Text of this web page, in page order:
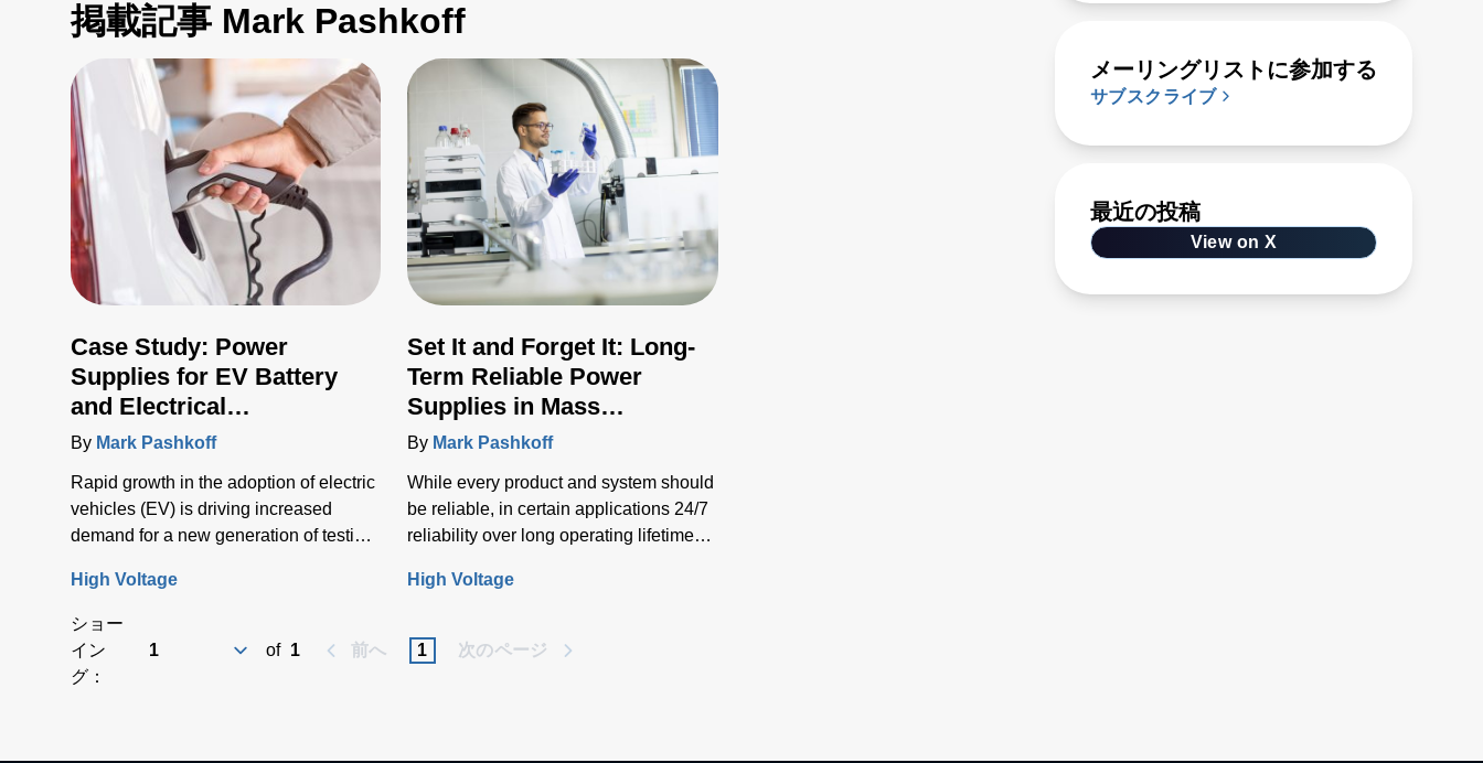
掲載記事 Mark Pashkoff
Case Study: Power
Supplies for EV Battery
and Electrical
Infrastructure Testing
By Mark Pashkoff
Rapid growth in the adoption of electric
vehicles (EV) is driving increased
demand for a new generation of testing
electrical infrastructure.
High Voltage
Set It and Forget It: Long-
Term Reliable Power
Supplies in Mass
Spectrometry
By Mark Pashkoff
While every product and system should
be reliable, in certain applications 24/7
reliability over long operating lifetimes
High Voltage
ショー
イン
グ：
of 1 前へ 1 次のページ
メーリングリストに参加する
サブスクライブ
最近の投稿
View on X